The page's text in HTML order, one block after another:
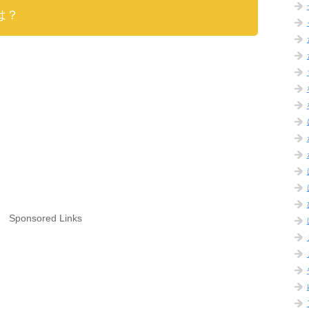
？
Sponsored Links